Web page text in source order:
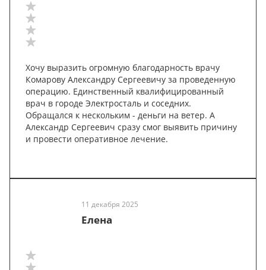
Хочу выразить огромную благодарность врачу
Комарову Александру Сергеевичу за проведенную
операцию. Единственный квалифицированный
врач в городе Электросталь и соседних.
Обращался к нескольким - деньги на ветер. А
Александр Сергеевич сразу смог выявить причину
и провести оперативное лечение.
11 декабря 2025
Елена